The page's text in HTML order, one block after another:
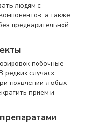
людям с
а также
предварительной
побочные
редких случаях
появлении любых
прием и